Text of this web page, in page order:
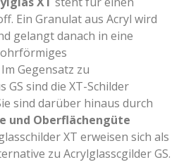
Ein Granulat aus Acryl wird
gelangt danach in eine
Gegensatz zu
GS sind die XT-Schilder
sind darüber hinaus durch
und Oberflächengüte
XT erweisen sich als
zu Acrylglasscgilder GS.